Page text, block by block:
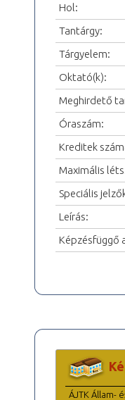
Hol:
Tantárgy:
Tárgyelem:
Oktató(k):
Meghirdető
Óraszám:
Kreditek
Maximális
Speciális
Leírás:
Képzésfüggő
ÁJTK Állam-